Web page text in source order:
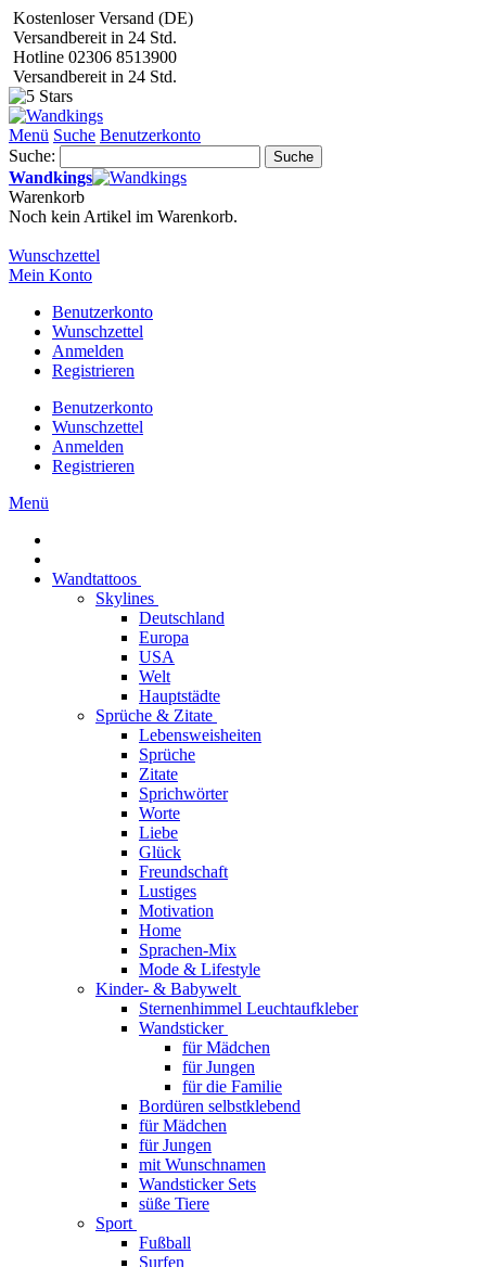
Kostenloser Versand (DE)
Versandbereit in 24 Std.
Hotline 02306 8513900
Versandbereit in 24 Std.
Menü Suche Benutzerkonto
Suche:
Suche
Wandkings
Warenkorb
Noch kein Artikel im Warenkorb.
Wunschzettel
Mein Konto
Benutzerkonto
Wunschzettel
Anmelden
Registrieren
Benutzerkonto
Wunschzettel
Anmelden
Registrieren
Menü
Wandtattoos
Skylines
Deutschland
Europa
USA
Welt
Hauptstädte
Sprüche & Zitate
Lebensweisheiten
Sprüche
Zitate
Sprichwörter
Worte
Liebe
Glück
Freundschaft
Lustiges
Motivation
Home
Sprachen-Mix
Mode & Lifestyle
Kinder- & Babywelt
Sternenhimmel Leuchtaufkleber
Wandsticker
für Mädchen
für Jungen
für die Familie
Bordüren selbstklebend
für Mädchen
für Jungen
mit Wunschnamen
Wandsticker Sets
süße Tiere
Sport
Fußball
Surfen